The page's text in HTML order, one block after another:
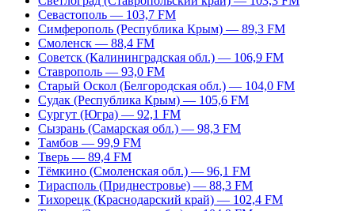
Севастополь — 103,7 FM
Симферополь (Республика Крым) — 89,3 FM
Смоленск — 88,4 FM
Советск (Калининградская обл.) — 106,9 FM
Ставрополь — 93,0 FM
Старый Оскол (Белгородская обл.) — 104,0 FM
Судак (Республика Крым) — 105,6 FM
Сургут (Югра) — 92,1 FM
Сызрань (Самарская обл.) — 98,3 FM
Тамбов — 99,9 FM
Тверь — 89,4 FM
Тёмкино (Смоленская обл.) — 96,1 FM
Тирасполь (Приднестровье) — 88,3 FM
Тихорецк (Краснодарский край) — 102,4 FM